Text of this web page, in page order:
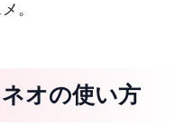
。
オの使い方